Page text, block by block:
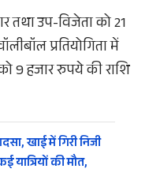
तथा उप-विजेता को 21
प्रतियोगिता में
9 हजार रुपये की राशि
खाई में गिरी निजी
की मौत,